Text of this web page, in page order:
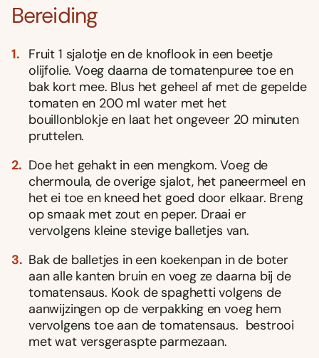
Bereiding
Fruit 1 sjalotje en de knoflook in een beetje
olijfolie. Voeg daarna de tomatenpuree toe en
bak kort mee. Blus het geheel af met de gepelde
tomaten en 200 ml water met het
bouillonblokje en laat het ongeveer 20 minuten
pruttelen.
Doe het gehakt in een mengkom. Voeg de
chermoula, de overige sjalot, het paneermeel en
het ei toe en kneed het goed door elkaar. Breng
op smaak met zout en peper. Draai er
vervolgens kleine stevige balletjes van.
Bak de balletjes in een koekenpan in de boter
aan alle kanten bruin en voeg ze daarna bij de
tomatensaus. Kook de spaghetti volgens de
aanwijzingen op de verpakking en voeg hem
vervolgens toe aan de tomatensaus. bestrooi
met wat versgeraspte parmezaan.